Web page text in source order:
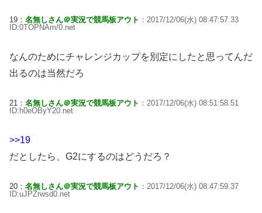
19： 名無しさん＠実況で競馬板アウト ：2017/12/06(水) 08:47:57.33
ID:0TOPNAm/0.net
なんのためにチャレンジカップを別定にしたと思ってんだ
出るのは当然だろ
21： 名無しさん＠実況で競馬板アウト ：2017/12/06(水) 08:51:58.51
ID:h0eOByY20.net
>>19
だとしたら、G2にするのはどうだろ？
20： 名無しさん＠実況で競馬板アウト ：2017/12/06(水) 08:47:59.37
ID:uJPZrwsd0.net